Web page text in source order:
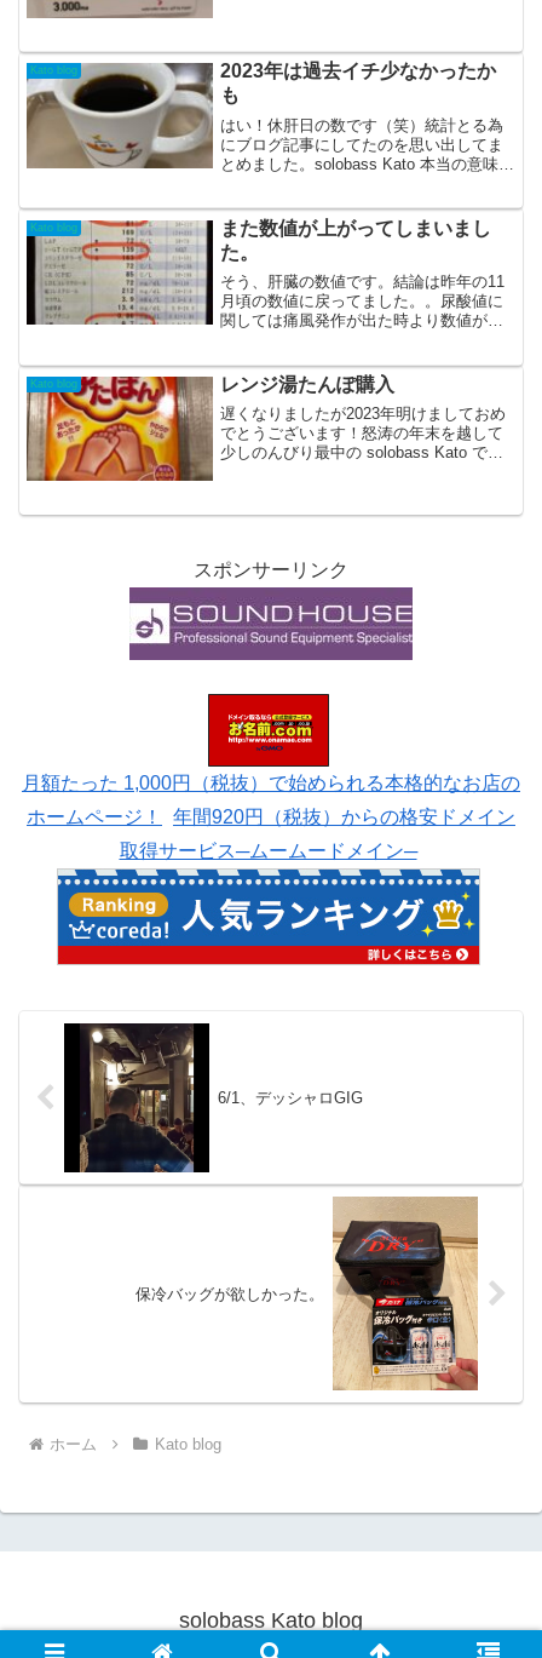
円で購入...
Kato blog
2023年は過去イチ少なかったか
も
はい！休肝日の数です（笑）統計とる為
にブログ記事にしてたのを思い出してま
とめました。solobass Kato 本当の意味で
ール。結果は、、この日ともう1日増え
た...
Kato blog
また数値が上がってしまいまし
た。
そう、肝臓の数値です。結論は昨年の11
月頃の数値に戻ってました。。尿酸値に
関しては痛風発作が出た時より数値が高
たのが救い！これでも一応は2月まで順調
に下がってた...
Kato blog レンジ湯たんぽ購入
遅くなりましたが2023年明けましておめ
でとうございます！怒涛の年末を越して
少しのんびり最中の solobass Kato で
期に購入し、少し使用してみてのレビュ
スポンサーリンク
月額たった 1,000円（税抜）で始められる本格的なお店の
ホームページ！
年間920円（税抜）からの格安ドメイン
取得サービス─ムームードメイン─
6/1、デッシャロGIG
保冷バッグが欲しかった。
ホーム Kato blog
solobass Kato blog